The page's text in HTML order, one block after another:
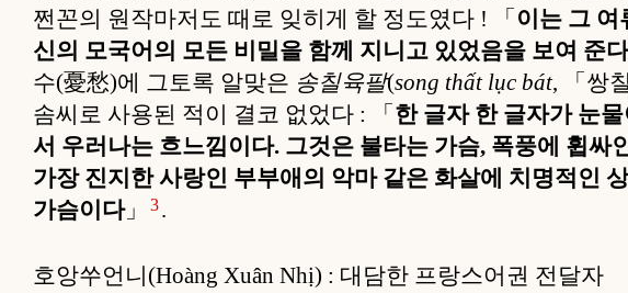
쩐꼰의 원작마저도 때로 잊히게 할 정도였다 ! 「 이는 그
신의 모국어의 모든 비밀을 함께 지니고 있었음을 보여 준다
수(憂愁)에 그토록 알맞은 송칠육팔(song thất lục bát, 「쌍
솜씨로 사용된 적이 결코 없었다 : 「 한 글자 한 글자가 눈
서 우러나는 흐느낌이다. 그것은 불타는 가슴, 폭풍에 휩
가장 진지한 사랑인 부부애의 악마 같은 화살에 치명적인
가슴이다」 3.
호앙쑤언니(Hoàng Xuân Nhị) : 대담한 프랑스어권 전달자